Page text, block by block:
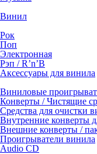
Винил
Рок
Поп
Электронная
Рэп / R’n’B
Аксессуары для винила
Виниловые
Конверты / Чистящие
Средства для очистки
Внутренние конверты
Внешние конверты /
Проигрыватели винила
Audio CD